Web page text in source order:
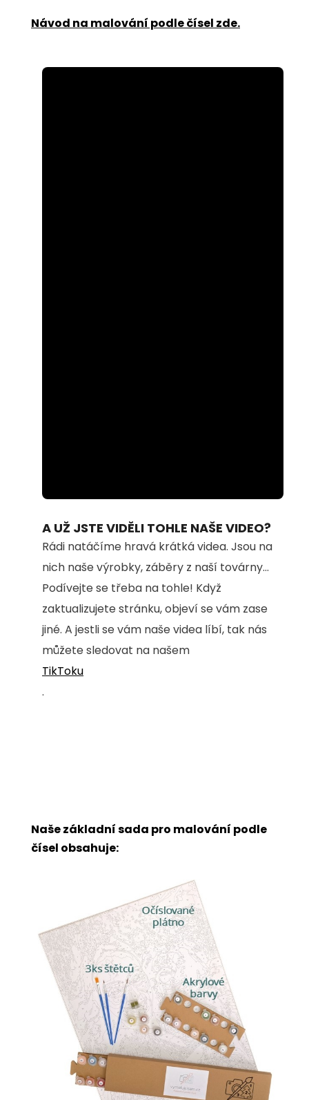
Návod na malování podle čísel zde.
59.56%
A UŽ JSTE VIDĚLI TOHLE NAŠE VIDEO?
Rádi natáčíme hravá krátká videa. Jsou na
nich naše výrobky, záběry z naší továrny...
Podívejte se třeba na tohle! Když
zaktualizujete stránku, objeví se vám zase
jiné. A jestli se vám naše videa líbí, tak nás
můžete sledovat na našem
TikToku
.
Naše základní sada pro malování podle
čísel obsahuje: